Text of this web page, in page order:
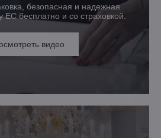
безопасная и надежная
ЕС бесплатно и со страховкой.
видео